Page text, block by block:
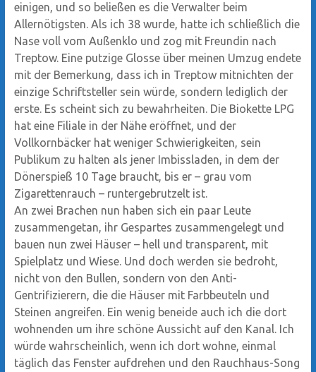
einigen, und so beließen es die Verwalter beim
Allernötigsten. Als ich 38 wurde, hatte ich schließlich die
Nase voll vom Außenklo und zog mit Freundin nach
Treptow. Eine putzige Glosse über meinen Umzug endete
mit der Bemerkung, dass ich in Treptow mitnichten der
einzige Schriftsteller sein würde, sondern lediglich der
erste. Es scheint sich zu bewahrheiten. Die Biokette LPG
hat eine Filiale in der Nähe eröffnet, und der
Vollkornbäcker hat weniger Schwierigkeiten, sein
Publikum zu halten als jener Imbissladen, in dem der
Dönerspieß 10 Tage braucht, bis er – grau vom
Zigarettenrauch – runtergebrutzelt ist.
An zwei Brachen nun haben sich ein paar Leute
zusammengetan, ihr Gespartes zusammengelegt und
bauen nun zwei Häuser – hell und transparent, mit
Spielplatz und Wiese. Und doch werden sie bedroht,
nicht von den Bullen, sondern von den Anti-
Gentrifizierern, die die Häuser mit Farbbeuteln und
Steinen angreifen. Ein wenig beneide auch ich die dort
wohnenden um ihre schöne Aussicht auf den Kanal. Ich
würde wahrscheinlich, wenn ich dort wohne, einmal
täglich das Fenster aufdrehen und den Rauchhaus-Song